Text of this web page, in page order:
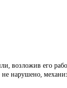
возложив его
нарушено,